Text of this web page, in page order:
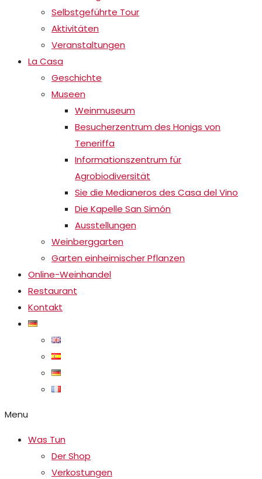
Selbstgeführte Tour
Aktivitäten
Veranstaltungen
La Casa
Geschichte
Museen
Weinmuseum
Besucherzentrum des Honigs von
Teneriffa
Informationszentrum für
Agrobiodiversität
Sie die Medianeros des Casa del Vino
Die Kapelle San Simón
Ausstellungen
Weinberggarten
Garten einheimischer Pflanzen
Online-Weinhandel
Restaurant
Kontakt
Menu
Was Tun
Der Shop
Verkostungen